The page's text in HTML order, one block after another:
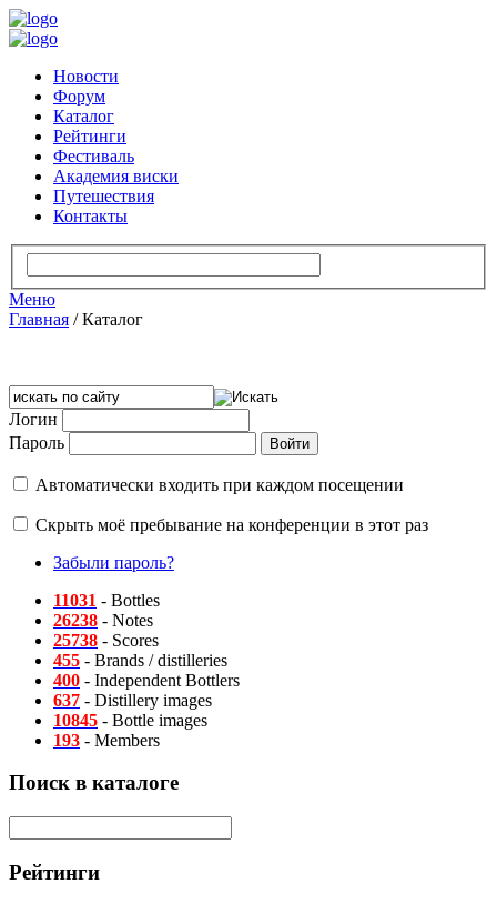
Новости
Форум
Каталог
Рейтинги
Фестиваль
Академия виски
Путешествия
Контакты
Меню
Главная /Каталог
Логин
Пароль
Автоматически входить при каждом посещении
Скрыть моё пребывание на конференции в этот раз
Забыли пароль?
11031 - Bottles
26238 - Notes
25738 - Scores
455 - Brands / distilleries
400 - Independent Bottlers
637 - Distillery images
10845 - Bottle images
193 - Members
Поиск в каталоге
Рейтинги